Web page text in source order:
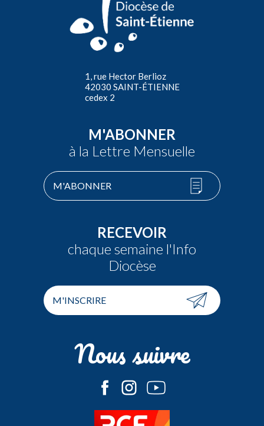
1, rue Hector Berlioz
42030 SAINT-ÉTIENNE
cedex 2
M'ABONNER
à la Lettre Mensuelle
M'ABONNER
RECEVOIR
chaque semaine l'Info
Diocèse
M'INSCRIRE
Nous suivre